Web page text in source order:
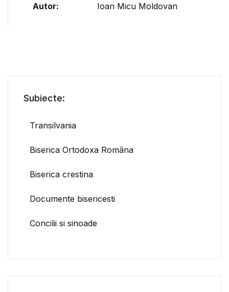
Autor: Ioan Micu Moldovan
Subiecte:
Transilvania
Biserica Ortodoxa Româna
Biserica crestina
Documente bisericesti
Concilii si sinoade